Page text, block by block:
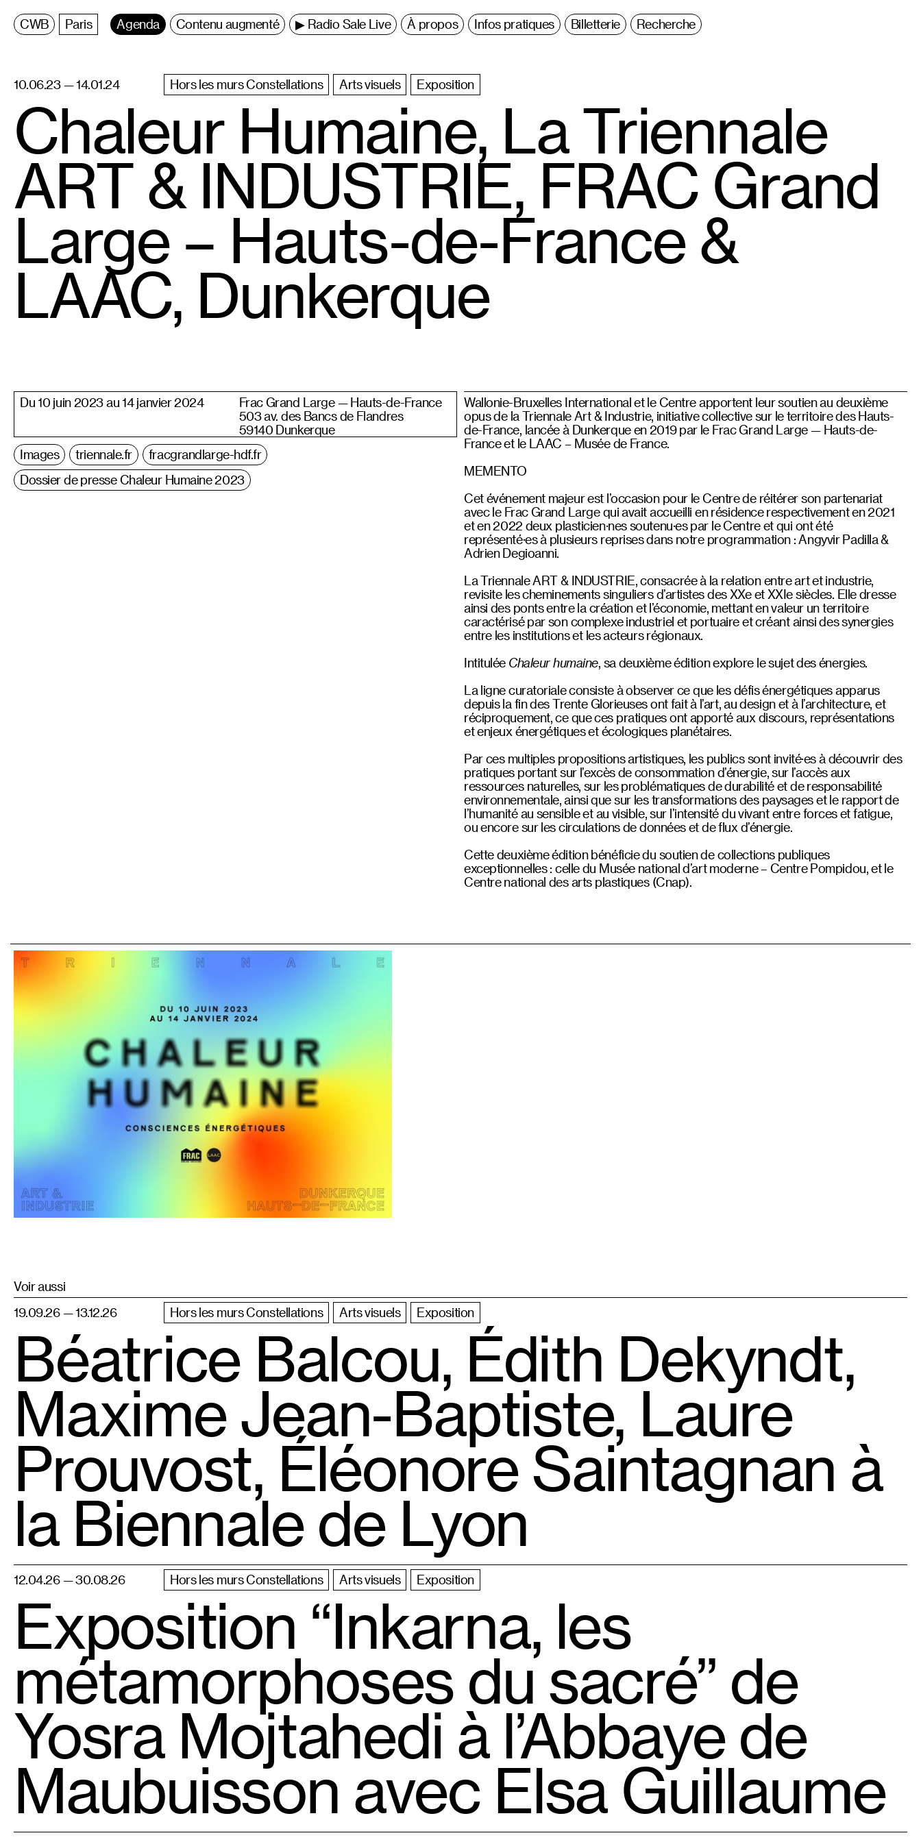
Centre
Wallonie
Bruxelles
Paris Agenda Contenu augmenté ▶ Radio Sale Live À propos Infos pratiques Billetterie Recherche
10.06.23 — 14.01.24 Hors les murs Constellations Arts visuels Exposition
Chaleur Humaine, La Triennale
ART & INDUSTRIE, FRAC Grand
Large – Hauts-de-France &
LAAC, Dunkerque
Du 10 juin 2023 au 14 janvier 2024
Frac Grand Large — Hauts-de-France
503 av. des Bancs de Flandres
59140 Dunkerque
Images
triennale.fr
fracgrandlarge-hdf.fr
Dossier de presse Chaleur Humaine 2023
Wallonie-Bruxelles International et le Centre apportent leur soutien au deuxième
opus de la Triennale Art & Industrie, initiative collective sur le territoire des Hauts-
de-France, lancée à Dunkerque en 2019 par le Frac Grand Large — Hauts-de-
France et le LAAC – Musée de France.
MEMENTO
Cet événement majeur est l’occasion pour le Centre de réitérer son partenariat
avec le Frac Grand Large qui avait accueilli en résidence respectivement en 2021
et en 2022 deux plasticien·nes soutenu·es par le Centre et qui ont été
représenté·es à plusieurs reprises dans notre programmation : Angyvir Padilla &
Adrien Degioanni.
La Triennale ART & INDUSTRIE, consacrée à la relation entre art et industrie,
revisite les cheminements singuliers d’artistes des XXe et XXIe siècles. Elle dresse
ainsi des ponts entre la création et l’économie, mettant en valeur un territoire
caractérisé par son complexe industriel et portuaire et créant ainsi des synergies
entre les institutions et les acteurs régionaux.
Intitulée Chaleur humaine, sa deuxième édition explore le sujet des énergies.
La ligne curatoriale consiste à observer ce que les défis énergétiques apparus
depuis la fin des Trente Glorieuses ont fait à l’art, au design et à l’architecture, et
réciproquement, ce que ces pratiques ont apporté aux discours, représentations
et enjeux énergétiques et écologiques planétaires.
Par ces multiples propositions artistiques, les publics sont invité·es à découvrir des
pratiques portant sur l’excès de consommation d’énergie, sur l’accès aux
ressources naturelles, sur les problématiques de durabilité et de responsabilité
environnementale, ainsi que sur les transformations des paysages et le rapport de
l’humanité au sensible et au visible, sur l’intensité du vivant entre forces et fatigue,
ou encore sur les circulations de données et de flux d’énergie.
Cette deuxième édition bénéficie du soutien de collections publiques
exceptionnelles : celle du Musée national d’art moderne – Centre Pompidou, et le
Centre national des arts plastiques (Cnap).
Voir aussi
19.09.26 — 13.12.26
Hors les murs Constellations Arts visuels Exposition
Béatrice Balcou, Édith Dekyndt,
Maxime Jean-Baptiste, Laure
Prouvost, Éléonore Saintagnan à
la Biennale de Lyon
12.04.26 — 30.08.26 Hors les murs Constellations Arts visuels Exposition
Exposition “Inkarna, les
métamorphoses du sacré” de
Yosra Mojtahedi à l’Abbaye de
Maubuisson avec Elsa Guillaume